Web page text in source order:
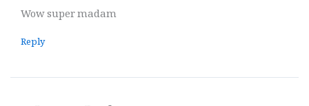
Wow super madam
Reply